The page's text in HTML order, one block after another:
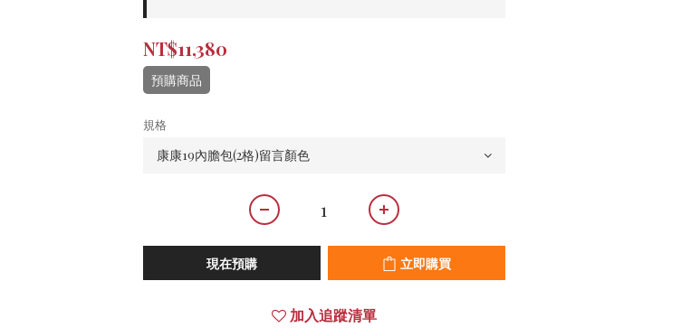
NT$11,380
預購商品
規格
現在預購 立即購買
加入追蹤清單